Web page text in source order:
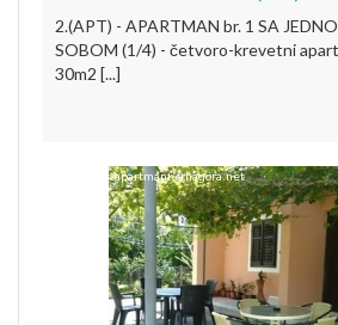
2.(APT) - APARTMAN br. 1 SA
SOBOM (1/4) - četvoro-krevetni
30m2 [...]